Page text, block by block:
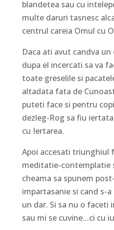
blandetea sau cu
multe daruri tasnesc
centrul careia Omul cu
Daca ati avut candva
dupa el incercati sa va
toate greselile si
altadata fata de
puteti face si pentru
dezleg-Rog sa fiu
cu Iertarea.
Apoi accesati triunghiul
meditatie-contemplatie
cheama sa spunem
impartasanie si cand s-
un dar. Si sa nu o faceti
sau mi se cuvine…ci cu